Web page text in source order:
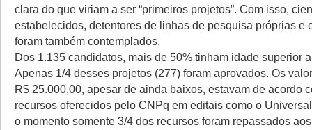
clara do que viriam a ser “primeiros projetos”. Com isso,
estabelecidos, detentores de linhas de pesquisa próprias e
foram também contemplados.
Dos 1.135 candidatos, mais de 50% tinham idade superior
Apenas 1/4 desses projetos (277) foram aprovados. Os
R$ 25.000,00, apesar de ainda baixos, estavam de acordo
recursos oferecidos pelo CNPq em editais como o
o momento somente 3/4 dos recursos foram repassados